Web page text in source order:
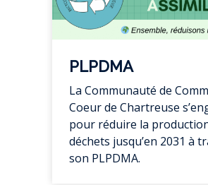
PLPDMA
La Communauté de
Coeur de Chartreuse
pour réduire la
déchets jusqu’en 2031 à
son PLPDMA.